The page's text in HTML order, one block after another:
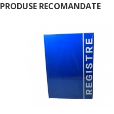
PRODUSE RECOMANDATE